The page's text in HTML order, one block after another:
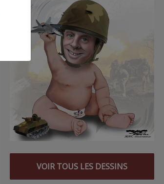
VOIR TOUS LES DESSINS